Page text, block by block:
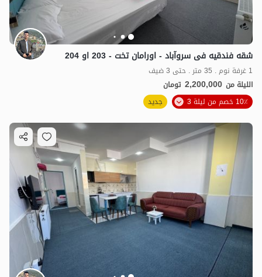
شقه فندقیه فی سروآباد - اورامان تخت - 203 او 204
1 غرفة نوم . 35 متر . حتى 3 ضيف
الليلة من 2,200,000 تومان
10٪ خصم من ليلة 3
جديد